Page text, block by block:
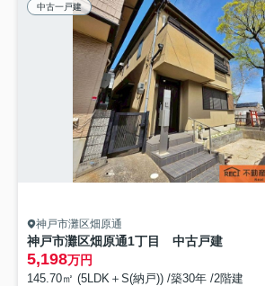
中古一戸建
神戸市灘区畑原通
神戸市灘区畑原通1丁目 中古戸建
5,198万円
145.70㎡ (5LDK＋S(納戸)) /築30年 /2階建